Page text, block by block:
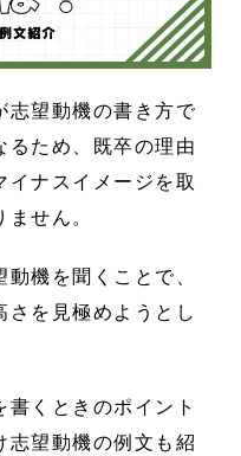
志望動機の書き方で
るため、既卒の理由
ナスイメージを取
せん。
機を聞くことで、
さを見極めようとし
くときのポイント
志望動機の例文も紹